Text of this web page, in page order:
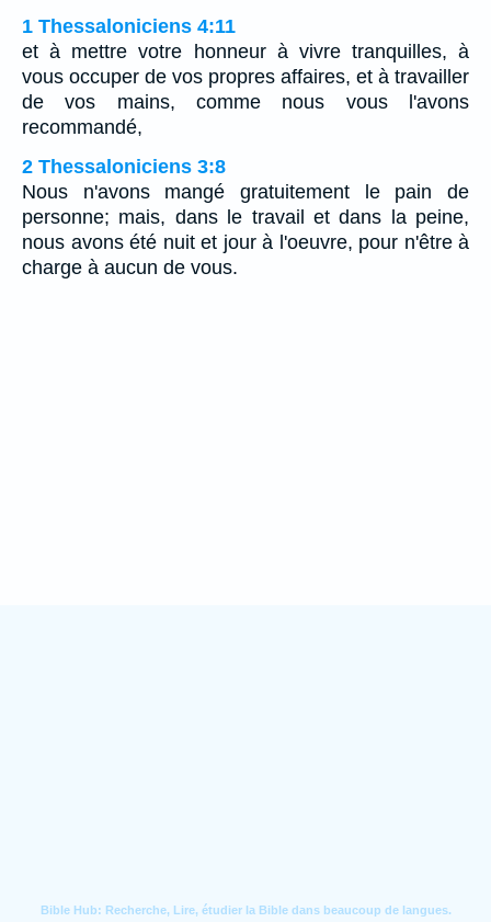
1 Thessaloniciens 4:11
et à mettre votre honneur à vivre tranquilles, à
vous occuper de vos propres affaires, et à travailler
de vos mains, comme nous vous l'avons
recommandé,
2 Thessaloniciens 3:8
Nous n'avons mangé gratuitement le pain de
personne; mais, dans le travail et dans la peine,
nous avons été nuit et jour à l'oeuvre, pour n'être à
charge à aucun de vous.